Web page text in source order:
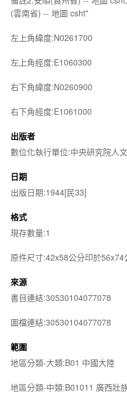
(雲南省) -- 地圖 csht"
左上角緯度:N0261700
左上角經度:E1060300
右下角緯度:N0260900
右下角經度:E1061000
出版者
數位化執行單位:中央研究院人
日期
出版日期:1944[民33]
格式
現存數量:1
原件尺寸:42x58公分印於56x74
來源
書目連結:30530104077078
圖檔連結:30530104077078
範圍
地區分類-大類:B01 中國大陸
地區分類-中類:B01011 廣西壯